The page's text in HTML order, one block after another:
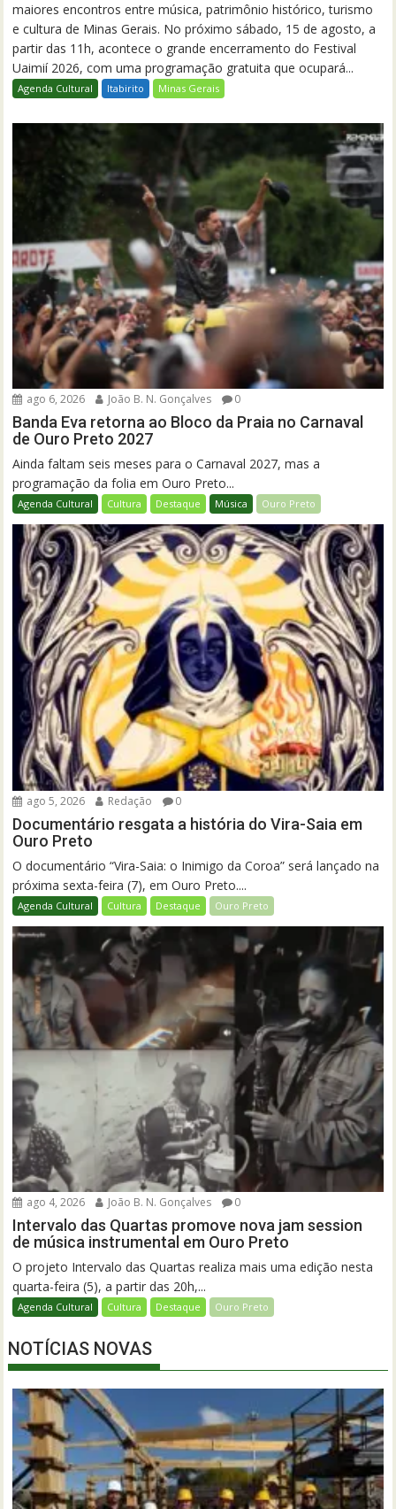
maiores encontros entre música, patrimônio histórico, turismo
e cultura de Minas Gerais. No próximo sábado, 15 de agosto, a
partir das 11h, acontece o grande encerramento do Festival
Uaimií 2026, com uma programação gratuita que ocupará...
Agenda Cultural Itabirito Minas Gerais
ago 6, 2026 João B. N. Gonçalves 0
Banda Eva retorna ao Bloco da Praia no Carnaval
de Ouro Preto 2027
Ainda faltam seis meses para o Carnaval 2027, mas a
programação da folia em Ouro Preto...
Agenda Cultural Cultura Destaque Música Ouro Preto
ago 5, 2026 Redação 0
Documentário resgata a história do Vira-Saia em
Ouro Preto
O documentário “Vira-Saia: o Inimigo da Coroa” será lançado na
próxima sexta-feira (7), em Ouro Preto....
Agenda Cultural Cultura Destaque Ouro Preto
ago 4, 2026 João B. N. Gonçalves 0
Intervalo das Quartas promove nova jam session
de música instrumental em Ouro Preto
O projeto Intervalo das Quartas realiza mais uma edição nesta
quarta-feira (5), a partir das 20h,...
Agenda Cultural Cultura Destaque Ouro Preto
NOTÍCIAS NOVAS